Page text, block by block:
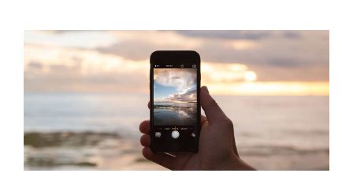
vulputate
sollicitudin